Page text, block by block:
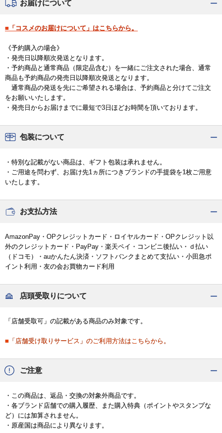
お届けについて
■「コスメのお届けについて」はこちらから。
《予約購入の場合》
・発売日以降順次発送となります。
・予約商品と通常商品（限定品含む）を一緒にご注文された場合、通常
商品も予約商品の発売日以降順次発送となります。
通常商品の発送を先にご希望される場合は、予約商品と分けてご注文
をお願いいたします。
・発売日からお届けまでに最短で3日ほどお時間を頂いております。
包装について
・特別な記載がない商品は、ギフト包装は承れません。
・ご用途を問わず、お届け先1ヵ所につきブランドの手提袋を1枚ご用意
いたします。
お支払方法
AmazonPay・OPクレジットカード・ロイヤルカード・OPクレジット以
外のクレジットカード・PayPay・楽天ペイ・コンビニ後払い・ｄ払い
（ドコモ）・auかんたん決済・ソフトバンクまとめて支払い・小田急ポ
イント利用・友の会お買物カード利用
店頭受取りについて
「店舗受取可」の記載がある商品のみ対象です。
■「店舗受け取りサービス」のご利用方法はこちらから。
ご注意
・この商品は、返品・交換の対象外商品です。
・各ブランド店舗での購入履歴、また購入特典（ポイントやスタンプな
ど）には加算されません。
・原産国は商品により異なります。